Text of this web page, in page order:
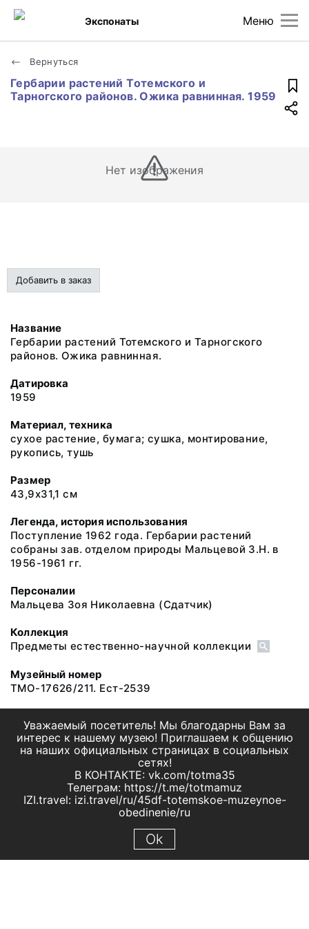
Меню
Экспонаты
Вернуться
Гербарии растений Тотемского и
Тарногского районов. Ожика равнинная. 1959
Нет изображения
Добавить в заказ
Название
Гербарии растений Тотемского и Тарногского
районов. Ожика равнинная.
Датировка
1959
Материал, техника
сухое растение, бумага; сушка, монтирование,
рукопись, тушь
Размер
43,9х31,1 см
Легенда, история использования
Поступление 1962 года. Гербарии растений
собраны зав. отделом природы Мальцевой З.Н. в
1956-1961 гг.
Персоналии
Мальцева Зоя Николаевна (Сдатчик)
Коллекция
Предметы естественно-научной коллекции
Музейный номер
ТМО-17626/211. Ест-2539
Уважаемый посетитель! Мы благодарны Вам за
интерес к нашему музею! Приглашаем к общению
на наших официальных страницах в социальных
сетях!
В КОНТАКТЕ: vk.com/totma35
Телеграм: https://t.me/totmamuz
IZI.travel: izi.travel/ru/45df-totemskoe-muzeynoe-
obedinenie/ru
Ok